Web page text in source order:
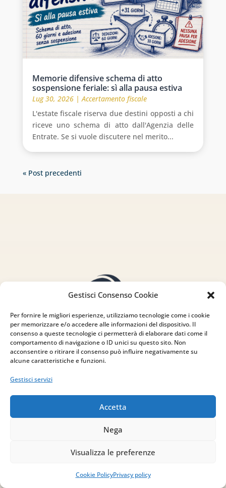
Gestisci Consenso Cookie
Per fornire le migliori esperienze, utilizziamo tecnologie come i cookie
per memorizzare e/o accedere alle informazioni del dispositivo. Il
consenso a queste tecnologie ci permetterà di elaborare dati come il
comportamento di navigazione o ID unici su questo sito. Non
acconsentire o ritirare il consenso può influire negativamente su
alcune caratteristiche e funzioni.
Gestisci servizi
Accetta
Nega
Visualizza le preferenze
Cookie PolicyPrivacy policy
Memorie difensive schema di atto
sospensione feriale: sì alla pausa estiva
Lug 30, 2026|Accertamento fiscale
L'estate fiscale riserva due destini opposti a chi
riceve uno schema di atto dall'Agenzia delle
Entrate. Se si vuole discutere nel merito...
« Post precedenti
via Sant’Alessio, 5